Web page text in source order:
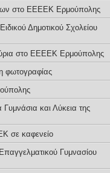
στο ΕΕΕΕΚ Ερμούπολης
Δημοτικού Σχολείου
στο ΕΕΕΕΚ Ερμούπολης
φωτογραφίας
και Λύκεια της
σε καφενείο
Γυμνασίου